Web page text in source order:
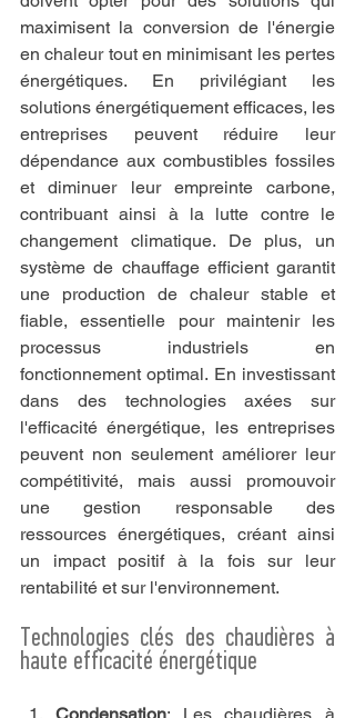
maximisent la conversion de l'énergie
en chaleur tout en minimisant les pertes
énergétiques. En privilégiant les
solutions énergétiquement efficaces, les
entreprises peuvent réduire leur
dépendance aux combustibles fossiles
et diminuer leur empreinte carbone,
contribuant ainsi à la lutte contre le
changement climatique. De plus, un
système de chauffage efficient garantit
une production de chaleur stable et
fiable, essentielle pour maintenir les
processus industriels en
fonctionnement optimal. En investissant
dans des technologies axées sur
l'efficacité énergétique, les entreprises
peuvent non seulement améliorer leur
compétitivité, mais aussi promouvoir
une gestion responsable des
ressources énergétiques, créant ainsi
un impact positif à la fois sur leur
rentabilité et sur l'environnement.
Technologies clés des chaudières à
haute efficacité énergétique